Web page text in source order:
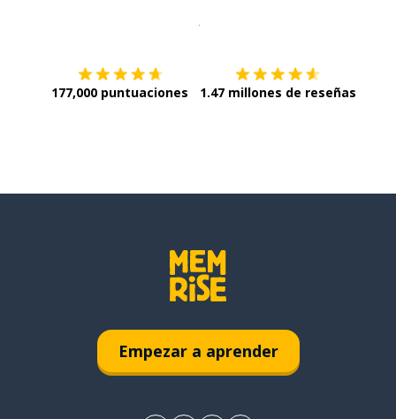
177,000 puntuaciones 1.47 millones de reseñas
Empezar a aprender